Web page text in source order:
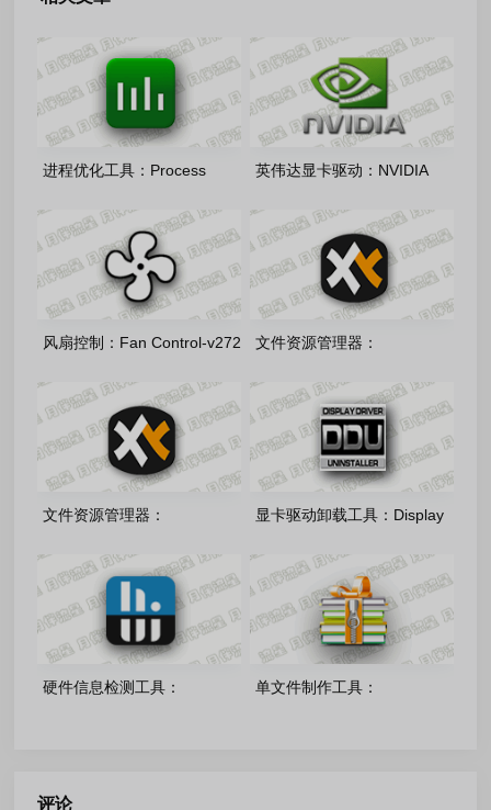
进程优化工具：Process
英伟达显卡驱动：NVIDIA
610.88 多语言精简版
风扇控制：Fan Control-v272
文件资源管理器：
注册绿色版
文件资源管理器：
注册绿色版
显卡驱动卸载工具：Display
绿色版
硬件信息检测工具：
单文件制作工具：
评论